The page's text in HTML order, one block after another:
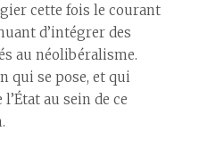
cette fois le courant
d’intégrer des
au néolibéralisme.
qui se pose, et qui
au sein de ce